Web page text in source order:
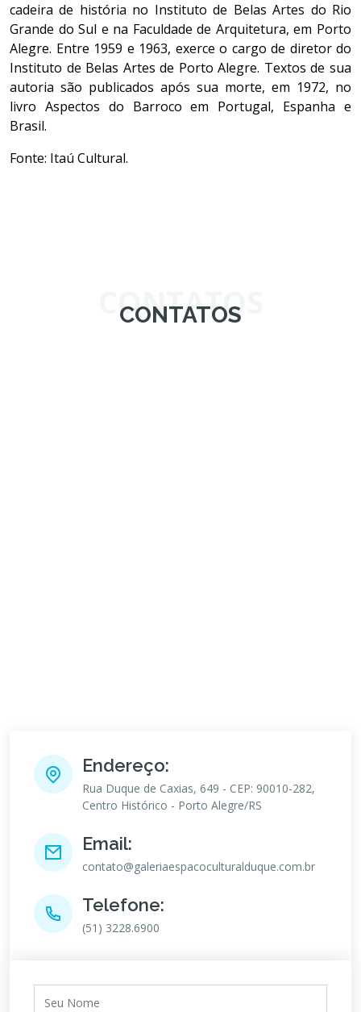
cadeira de história no Instituto de Belas Artes do Rio
Grande do Sul e na Faculdade de Arquitetura, em Porto
Alegre. Entre 1959 e 1963, exerce o cargo de diretor do
Instituto de Belas Artes de Porto Alegre. Textos de sua
autoria são publicados após sua morte, em 1972, no
livro Aspectos do Barroco em Portugal, Espanha e
Brasil.
Fonte: Itaú Cultural.
CONTATOS
CONTATOS
Endereço:
Rua Duque de Caxias, 649 - CEP: 90010-282,
Centro Histórico - Porto Alegre/RS
Email:
contato@galeriaespacoculturalduque.com.br
Telefone:
(51) 3228.6900